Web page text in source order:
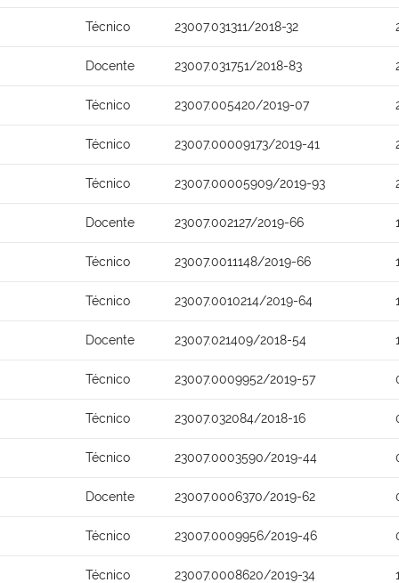
Técnico 23007.031311/2018-32
Docente 23007.031751/2018-83
Técnico 23007.005420/2019-07
Técnico 23007.00009173/2019-41
Técnico 23007.00005909/2019-93
Docente 23007.002127/2019-66
Técnico 23007.0011148/2019-66
Técnico 23007.0010214/2019-64
Docente 23007.021409/2018-54
Técnico 23007.0009952/2019-57
Técnico 23007.032084/2018-16
Técnico 23007.0003590/2019-44
Docente 23007.0006370/2019-62
Técnico 23007.0009956/2019-46
Técnico 23007.0008620/2019-34